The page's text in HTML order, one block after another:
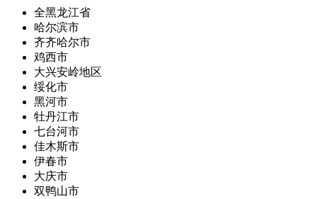
全黑龙江省
哈尔滨市
齐齐哈尔市
鸡西市
大兴安岭地区
绥化市
黑河市
牡丹江市
七台河市
佳木斯市
伊春市
大庆市
双鸭山市